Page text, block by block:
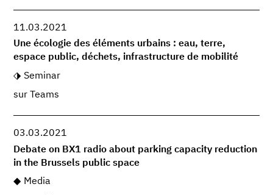
11.03.2021
Une écologie des éléments urbains : eau, terre,
espace public, déchets, infrastructure de mobilité
Seminar
sur Teams
03.03.2021
Debate on BX1 radio about parking capacity reduction
in the Brussels public space
Media